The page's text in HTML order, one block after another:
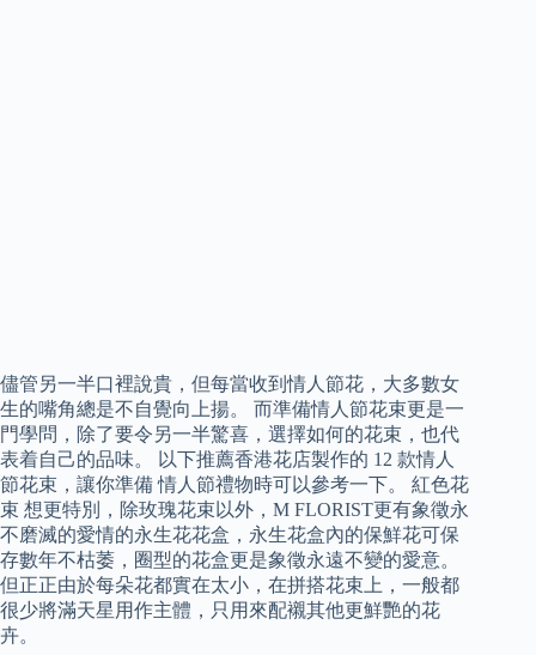
儘管另一半口裡說貴，但每當收到情人節花，大多數女
生的嘴角總是不自覺向上揚。 而準備情人節花束更是一
門學問，除了要令另一半驚喜，選擇如何的花束，也代
表着自己的品味。 以下推薦香港花店製作的 12 款情人
節花束，讓你準備 情人節禮物時可以參考一下。 紅色花
束 想更特別，除玫瑰花束以外，M FLORIST更有象徵永
不磨滅的愛情的永生花花盒，永生花盒內的保鮮花可保
存數年不枯萎，圈型的花盒更是象徵永遠不變的愛意。
但正正由於每朵花都實在太小，在拼搭花束上，一般都
很少將滿天星用作主體，只用來配襯其他更鮮艷的花
卉。